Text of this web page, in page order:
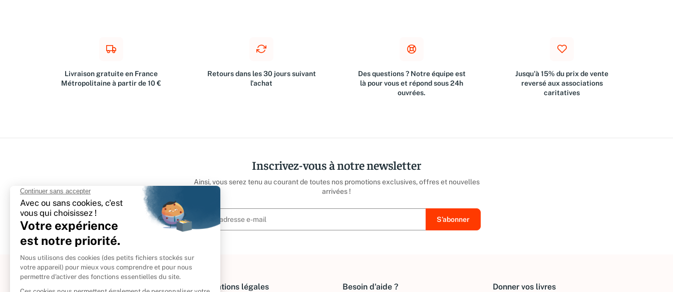
Livraison gratuite en France
Métropolitaine à partir de 10 €
Retours dans les 30 jours suivant
l'achat
Des questions ? Notre équipe est
là pour vous et répond sous 24h
ouvrées.
Jusqu'à 15% du prix de vente
reversé aux associations
caritatives
Inscrivez-vous à notre newsletter
Ainsi, vous serez tenu au courant de toutes nos promotions exclusives, offres et nouvelles
arrivées !
À propos Informations légales Besoin d'aide ? Donner vos livres